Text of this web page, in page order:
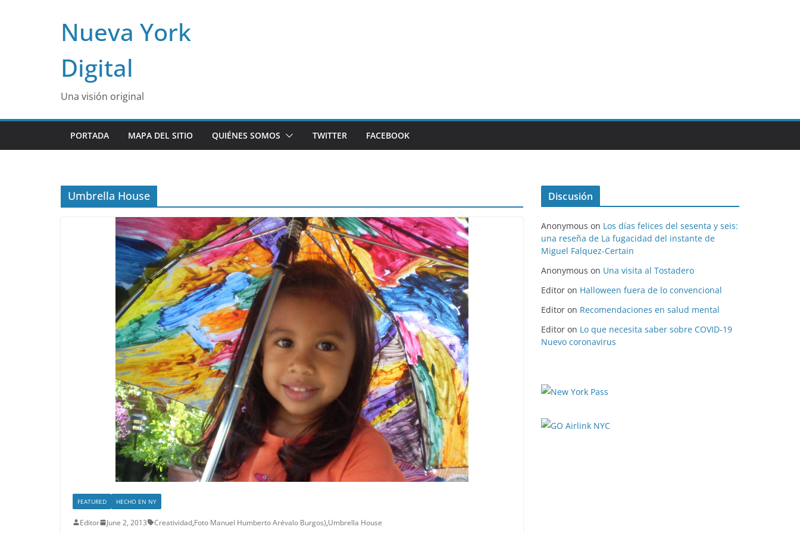
Nueva York
Digital
Una visión original
PORTADA MAPA DEL SITIO QUIÉNES SOMOS TWITTER FACEBOOK
Umbrella House
FEATURED HECHO EN NY
Editor June 2, 2013 Creatividad,Foto Manuel Humberto Arévalo Burgos),Umbrella House
Discusión
Anonymous on Los días felices del sesenta y seis:
una reseña de La fugacidad del instante de
Miguel Falquez-Certain
Anonymous on Una visita al Tostadero
Editor on Halloween fuera de lo convencional
Editor on Recomendaciones en salud mental
Editor on Lo que necesita saber sobre COVID-19
Nuevo coronavirus